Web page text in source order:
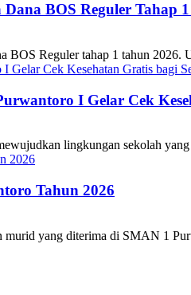
BOS Reguler Tahap
BOS Reguler tahap 1 tahun
I Gelar Cek
lingkungan sekolah
Tahun 2026
murid yang diterima di SMAN 1